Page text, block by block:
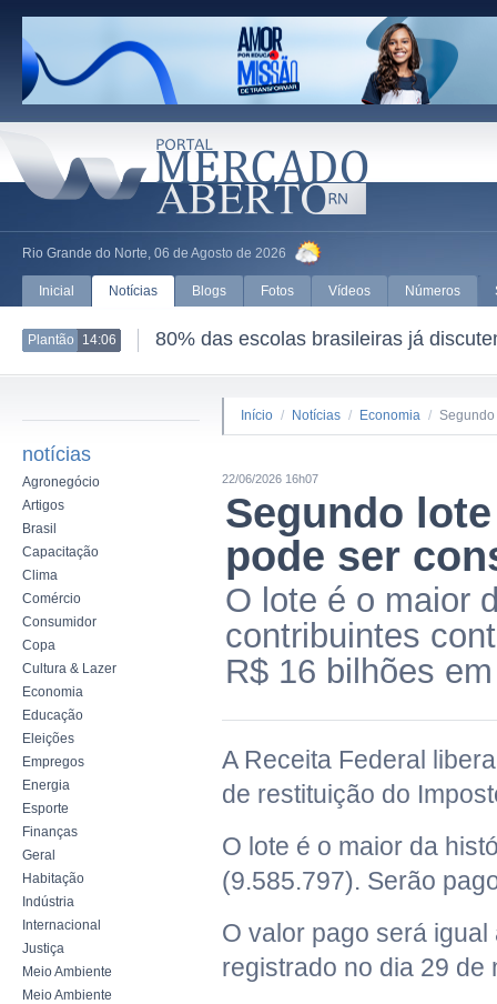
Rio Grande do Norte, 06 de Agosto de 2026
Inicial Notícias Blogs Fotos Vídeos Números
Plantão 14:06 80% das escolas brasileiras já
notícias
Agronegócio
Artigos
Brasil
Capacitação
Clima
Comércio
Consumidor
Copa
Cultura & Lazer
Economia
Educação
Eleições
Empregos
Energia
Esporte
Finanças
Geral
Habitação
Indústria
Internacional
Justiça
Meio Ambiente
Meio Ambiente
Início / Notícias / Economia / Segundo
22/06/2026 16h07
Segundo
pode ser
O lote é o maior
contribuintes
R$ 16 bilhões
A Receita Federal
de restituição do
O lote é o maior da
(9.585.797). Serão
O valor pago será
registrado no dia 29 de